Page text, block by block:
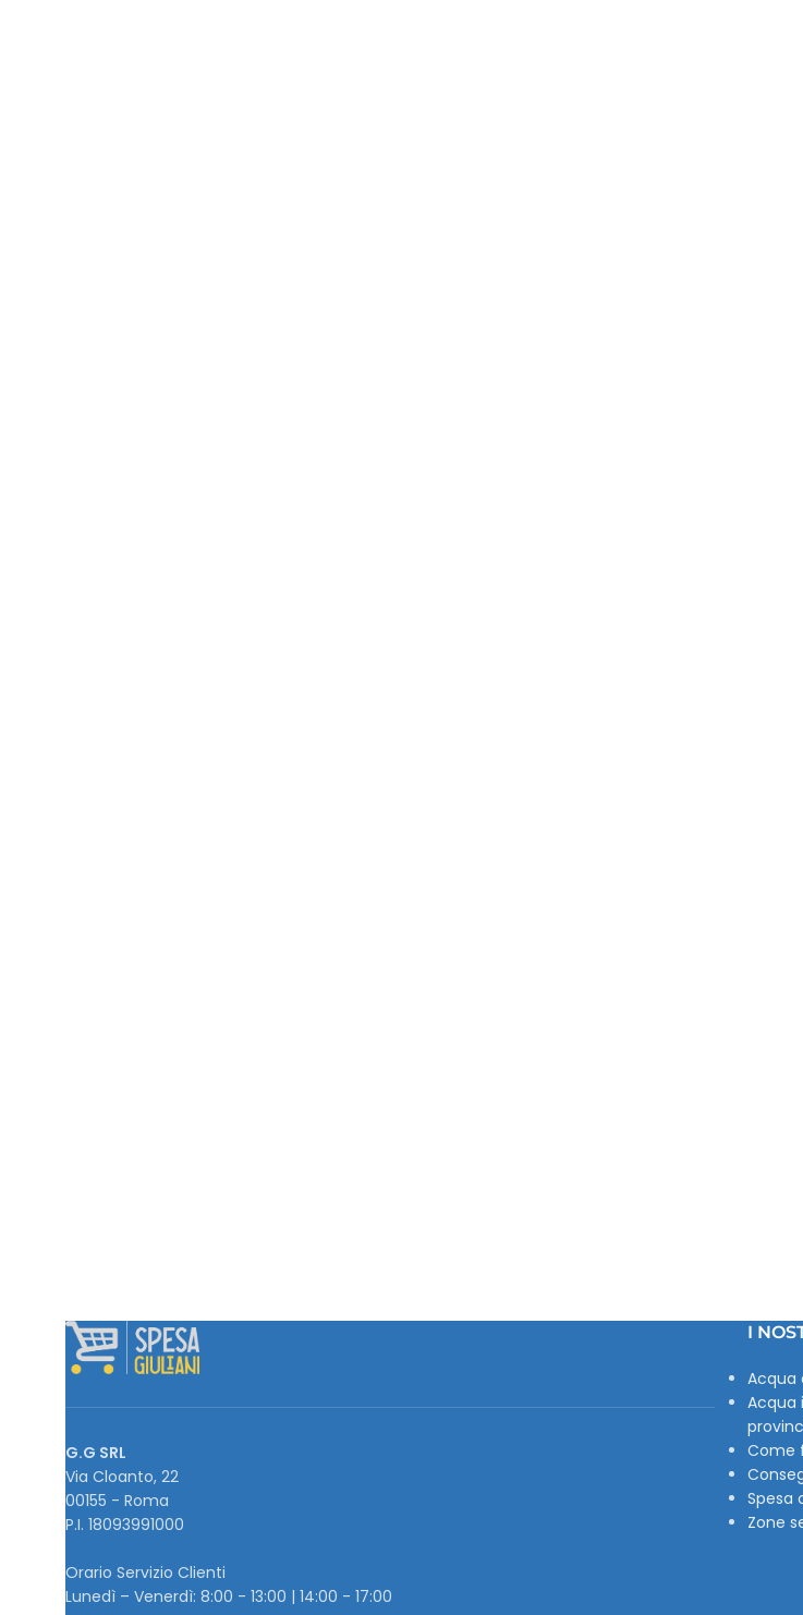
G.G SRL
Via Cloanto, 22
00155 - Roma
P.I. ‭18093991000
Orario Servizio Clienti
Lunedì – Venerdì: 8:00 - 13:00 | 14:00 - 17:00
I
Acqua
Acqua
Come
Spesa
Zone